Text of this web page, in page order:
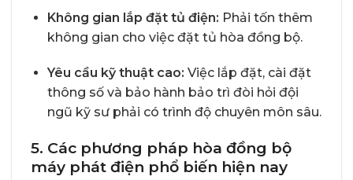
Không gian lắp đặt tủ điện: Phải tốn thêm
không gian cho việc đặt tủ hòa đồng bộ.
Yêu cầu kỹ thuật cao: Việc lắp đặt, cài đặt
thông số và bảo hành bảo trì đòi hỏi đội
ngũ kỹ sư phải có trình độ chuyên môn sâu.
5. Các phương pháp hòa đồng bộ
máy phát điện phổ biến hiện nay